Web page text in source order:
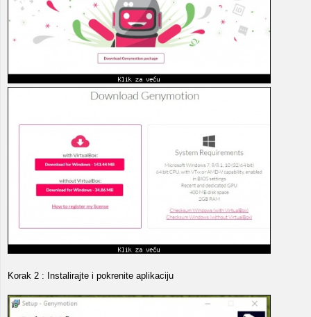
Korak 2 : Instalirajte i pokrenite aplikaciju